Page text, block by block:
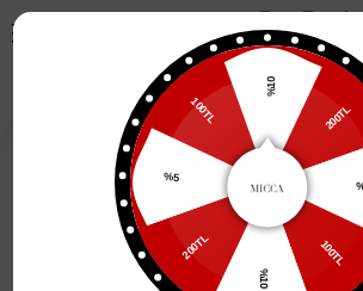
%10
200TL
100TL
%10
200TL
%5
100TL